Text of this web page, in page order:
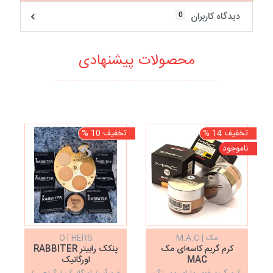
دیدگاه کاربران 0
محصولات پیشنهادی
تخفیف 14 %
ناموجود
مک | M.A.C
کرم گریم کاسه‌ای مک
MAC
تخفیف 10 %
OTHERS
پنکک رابیتر RABBITER
اورگانیک